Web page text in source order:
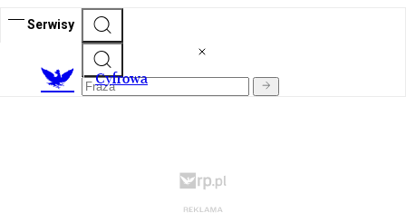
Serwisy
Cyfrowa